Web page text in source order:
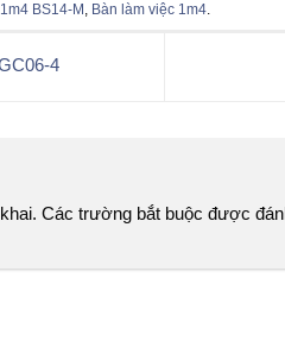
BS14-M Bàn làm việc 1m4
4
Các trường bắt buộc được